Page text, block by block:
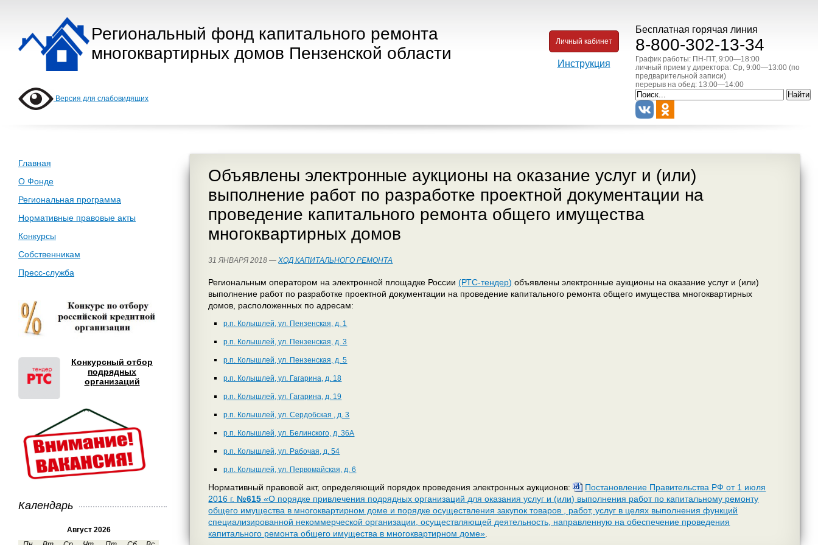
Региональный фонд капитального ремонта
многоквартирных домов Пензенской области
Бесплатная горячая линия
8-800-302-13-34
График работы: ПН-ПТ, 9:00—18:00
личный прием у директора: Ср, 9:00—13:00 (по
предварительной записи)
перерыв на обед: 13:00—14:00
Личный кабинет
Инструкция
Версия для слабовидящих
Главная
О Фонде
Региональная программа
Нормативные правовые акты
Конкурсы
Собственникам
Пресс-служба
Конкурсный отбор
подрядных
организаций
Календарь
Август 2026
Объявлены электронные аукционы на оказание услуг и (или)
выполнение работ по разработке проектной документации на
проведение капитального ремонта общего имущества
многоквартирных домов
31 ЯНВАРЯ 2018 —ХОД КАПИТАЛЬНОГО РЕМОНТА
Региональным оператором на электронной площадке России(РТС-тендер) объявлены электронные аукционы на оказание услуг и (или)
выполнение работ по разработке проектной документации на проведение капитального ремонта общего имущества многоквартирных
домов, расположенных по адресам:
р.п. Колышлей, ул. Пензенская, д. 1
р.п. Колышлей, ул. Пензенская, д. 3
р.п. Колышлей, ул. Пензенская, д. 5
р.п. Колышлей, ул. Гагарина, д. 18
р.п. Колышлей, ул. Гагарина, д. 19
р.п. Колышлей, ул. Сердобская , д. 3
р.п. Колышлей, ул. Белинского, д. 36А
р.п. Колышлей, ул. Рабочая, д. 54
р.п. Колышлей, ул. Первомайская, д. 6
Нормативный правовой акт, определяющий порядок проведения электронных аукционов:
Постановление Правительства РФ от 1 июля
2016 г. №615 «О порядке привлечения подрядных организаций для оказания услуг и (или) выполнения работ по капитальному ремонту
общего имущества в многоквартирном доме и порядке осуществления закупок товаров , работ, услуг в целях выполнения функций
специализированной некоммерческой организации, осуществляющей деятельность, направленную на обеспечение проведения
капитального ремонта общего имущества в многоквартирном доме»